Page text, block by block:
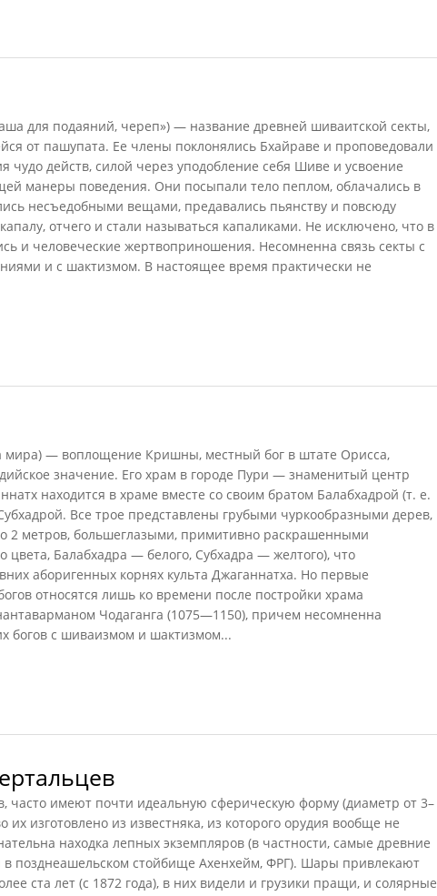
для подаяний, череп») — название древней шиваитской секты,
от пашупата. Ее члены поклонялись Бхайраве и проповедовали
чудо действ, силой через уподобление себя Шиве и усвоение
манеры поведения. Они посыпали тело пеплом, облачались в
несъедобными вещами, предавались пьянству и повсюду
отчего и стали называться капаликами. Не исключено, что в
и человеческие жертвоприношения. Несомненна связь секты с
и с шактизмом. В настоящее время практически не
— воплощение Кришны, местный бог в штате Орисса,
значение. Его храм в городе Пури — знаменитый центр
находится в храме вместе со своим братом Балабхадрой (т. е.
Все трое представлены грубыми чуркообразными дерев,
2 метров, большеглазыми, примитивно раскрашенными
цвета, Балабхадра — белого, Субхадра — желтого), что
аборигенных корнях культа Джаганнатха. Но первые
относятся лишь ко времени после постройки храма
Чодаганга (1075—1150), причем несомненна
богов с шиваизмом и шактизмом...
часто имеют почти идеальную сферическую форму (диаметр от 3–
их изготовлено из известняка, из которого орудия вообще не
находка лепных экземпляров (в частности, самые древние
позднеашельском стойбище Ахенхейм, ФРГ). Шары привлекают
ста лет (с 1872 года), в них видели и грузики пращи, и солярные